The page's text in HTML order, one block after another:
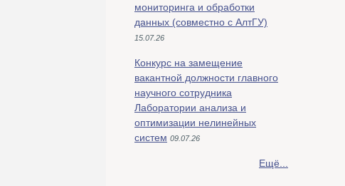
мониторинга и обработки
данных (совместно с АлтГУ)
15.07.26
Конкурс на замещение
вакантной должности главного
научного сотрудника
Лаборатории анализа и
оптимизации нелинейных
систем 09.07.26
Ещё...